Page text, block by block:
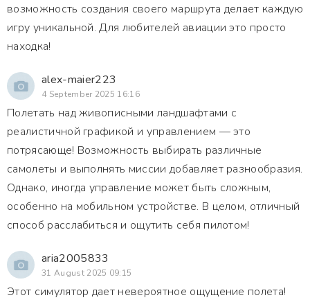
возможность создания своего маршрута делает каждую
игру уникальной. Для любителей авиации это просто
находка!
alex-maier223
4 September 2025 16:16
Полетать над живописными ландшафтами с
реалистичной графикой и управлением — это
потрясающе! Возможность выбирать различные
самолеты и выполнять миссии добавляет разнообразия.
Однако, иногда управление может быть сложным,
особенно на мобильном устройстве. В целом, отличный
способ расслабиться и ощутить себя пилотом!
aria2005833
31 August 2025 09:15
Этот симулятор дает невероятное ощущение полета!